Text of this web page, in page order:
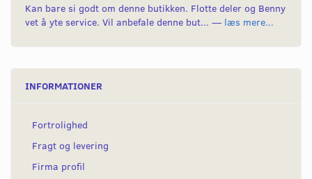
Kan bare si godt om denne butikken. Flotte deler og Benny
vet å yte service. Vil anbefale denne but... — læs mere...
INFORMATIONER
Fortrolighed
Fragt og levering
Firma profil